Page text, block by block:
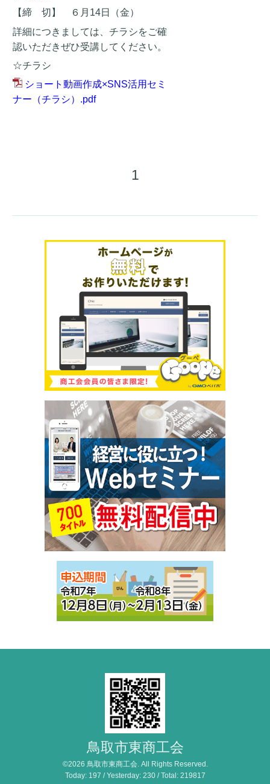
【締 切】 ６月14日（金）
詳細につきましては、チラシをご確
認いただきぜひ受講してください。
☆チラシ
ショート動画作成×SNS活用セミ
ナー（チラシ）.pdf
1
鳥取市東商工会
©2026 鳥取市東商工会. All Rights Reserved.
Today: 197 / Yesterday: 230/ Total: 219817